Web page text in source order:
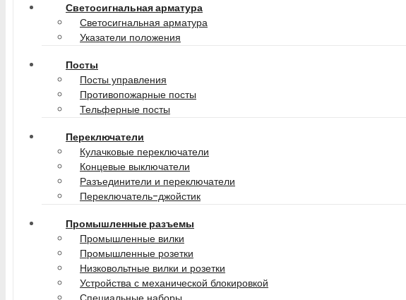
Светосигнальная арматура
Светосигнальная арматура
Указатели положения
Посты
Посты управления
Противопожарные посты
Тельферные посты
Переключатели
Кулачковые переключатели
Концевые выключатели
Разъединители и переключатели
Переключатель-джойстик
Промышленные разъемы
Промышленные вилки
Промышленные розетки
Низковольтные вилки и розетки
Устройства с механической блокировкой